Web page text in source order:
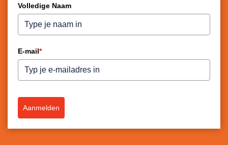
Volledige Naam
E-mail*
Aanmelden